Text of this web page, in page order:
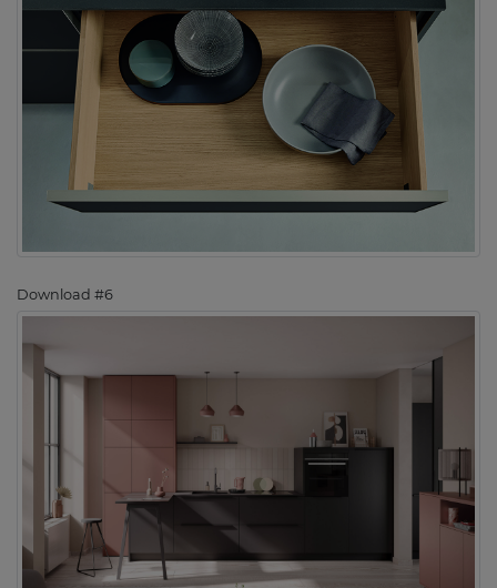
Download #6